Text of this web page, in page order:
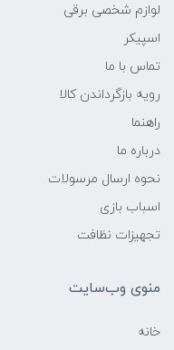
لوازم شخصی برقی
اسپیکر
تماس با ما
رویه بازگرداندن کالا
راهنما
درباره ما
نحوه ارسال مرسولات
اسباب بازی
تجهیزات نظافت
منوی وب‌سایت
خانه